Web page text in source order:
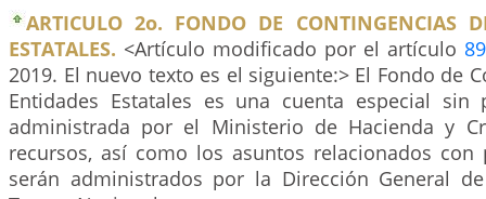
ARTICULO 2o. FONDO DE CONTINGENCIAS
ESTATALES. <Artículo modificado por el artículo 89
2019. El nuevo texto es el siguiente:> El Fondo de
Entidades Estatales es una cuenta especial sin
administrada por el Ministerio de Hacienda y
recursos, así como los asuntos relacionados con
serán administrados por la Dirección General